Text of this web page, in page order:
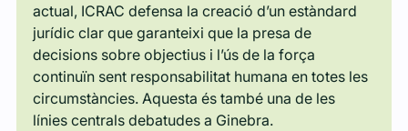
actual, ICRAC defensa la creació d’un estàndard
jurídic clar que garanteixi que la presa de
decisions sobre objectius i l’ús de la força
continuïn sent responsabilitat humana en totes les
circumstàncies. Aquesta és també una de les
línies centrals debatudes a Ginebra.